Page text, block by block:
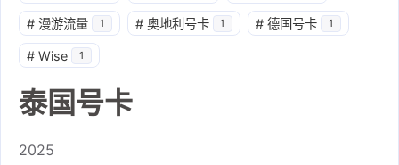
# 漫游流量 1 # 奥地利号卡 1 # 德国号卡 1
# Wise 1
泰国号卡
2025